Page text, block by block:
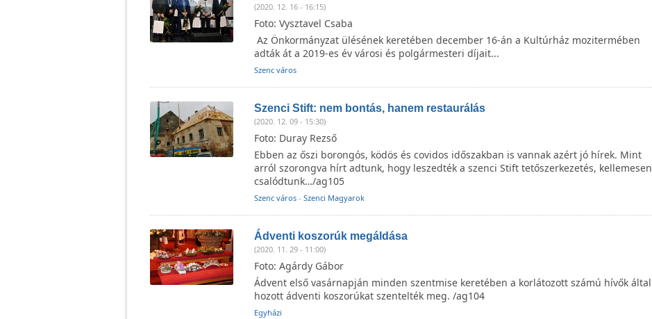
(2020. 12. 16 - 16:15)
Foto: Vysztavel Csaba
Az Önkormányzat ülésének keretében december 16-án a Kultúrház mozitermében
adták át a 2019-es év városi és polgármesteri díjait...
Szenc város
Szenci Stift: nem bontás, hanem restaurálás
(2020. 12. 09 - 15:30)
Foto: Duray Rezső
Ebben az őszi borongós, ködös és covidos időszakban is vannak azért jó hírek. Mint
arról szorongva hírt adtunk, hogy leszedték a szenci Stift tetőszerkezetés, kellemesen
csalódtunk…/ag105
Szenc város- Szenci Magyarok
Ádventi koszorúk megáldása
(2020. 11. 29 - 11:00)
Foto: Agárdy Gábor
Ádvent első vasárnapján minden szentmise keretében a korlátozott számú hívők által
hozott ádventi koszorúkat szentelték meg. /ag104
Egyházi